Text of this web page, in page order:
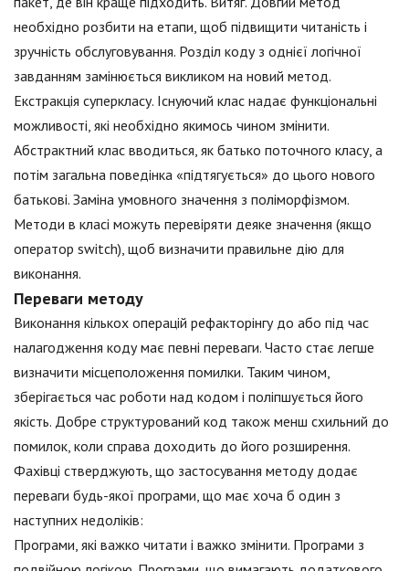
необхідно розбити на етапи, щоб підвищити читаність і
зручність обслуговування. Розділ коду з однієї логічної
завданням замінюється викликом на новий метод.
Екстракція суперкласу. Існуючий клас надає функціональні
можливості, які необхідно якимось чином змінити.
Абстрактний клас вводиться, як батько поточного класу, а
потім загальна поведінка «підтягується» до цього нового
батькові. Заміна умовного значення з поліморфізмом.
Методи в класі можуть перевіряти деяке значення (якщо
оператор switch), щоб визначити правильне дію для
виконання.
Переваги методу
Виконання кількох операцій рефакторінгу до або під час
налагодження коду має певні переваги. Часто стає легше
визначити місцеположення помилки. Таким чином,
зберігається час роботи над кодом і поліпшується його
якість. Добре структурований код також менш схильний до
помилок, коли справа доходить до його розширення.
Фахівці стверджують, що застосування методу додає
переваги будь-якої програми, що має хоча б один з
наступних недоліків:
Програми, які важко читати і важко змінити. Програми з